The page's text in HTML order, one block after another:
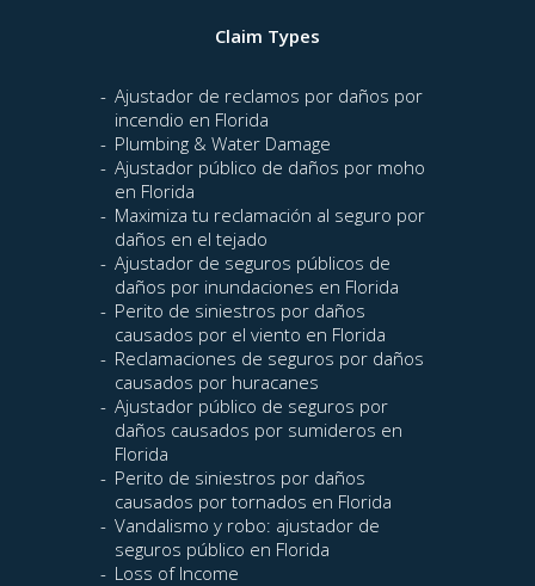
Claim Types
Ajustador de reclamos por daños por
incendio en Florida
Plumbing & Water Damage
Ajustador público de daños por moho
en Florida
Maximiza tu reclamación al seguro por
daños en el tejado
Ajustador de seguros públicos de
daños por inundaciones en Florida
Perito de siniestros por daños
causados por el viento en Florida
Reclamaciones de seguros por daños
causados por huracanes
Ajustador público de seguros por
daños causados por sumideros en
Florida
Perito de siniestros por daños
causados por tornados en Florida
Vandalismo y robo: ajustador de
seguros público en Florida
Loss of Income